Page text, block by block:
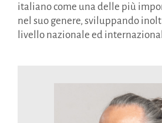
italiano come una delle più
nel suo genere, sviluppando
livello nazionale ed